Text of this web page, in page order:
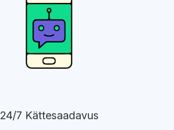
24/7 Kättesaadavus